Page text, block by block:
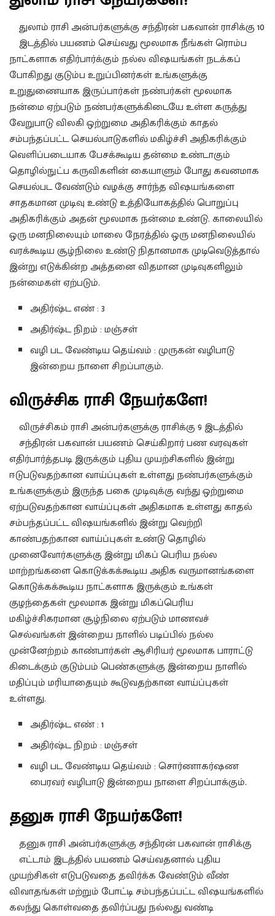
துலாம் ராசி அன்பர்களுக்கு சந்திரன் பகவான் ராசிக்கு 10
இடத்தில் பயணம் செய்வது மூலமாக நீங்கள் ரொம்ப
நாட்களாக எதிர்பார்க்கும் நல்ல விஷயங்கள் நடக்கப்
போகிறது குடும்ப உறுப்பினர்கள் உங்களுக்கு
உறுதுணையாக இருப்பார்கள் நண்பர்கள் மூலமாக
நன்மை ஏற்படும் நண்பர்களுக்கிடையே உள்ள கருத்து
வேறுபாடு விலகி ஒற்றுமை அதிகரிக்கும் காதல்
சம்பந்தப்பட்ட செயல்பாடுகளில் மகிழ்ச்சி அதிகரிக்கும்
வெளிப்படையாக பேசக்கூடிய தன்மை உண்டாகும்
தொழில்நுட்ப கருவிகளின் கையாளும் போது கவனமாக
செயல்பட வேண்டும் வழக்கு சார்ந்த விஷயங்களை
சாதகமான முடிவு உண்டு உத்தியோகத்தில் பொறுப்பு
அதிகரிக்கும் அதன் மூலமாக நன்மை உண்டு. காலையில்
ஒரு மனநிலையும் மாலை நேரத்தில் ஒரு மனநிலையில்
வரக்கூடிய சூழ்நிலை உண்டு நிதானமாக முடிவெடுத்தால்
இன்று எடுக்கின்ற அத்தனை விதமான முடிவுகளிலும்
நன்மைகள் ஏற்படும்.
அதிர்ஷ்ட எண் : 3
அதிர்ஷ்ட நிறம் : மஞ்சள்
வழி பட வேண்டிய தெய்வம் : முருகன் வழிபாடு
இன்றைய நாளை சிறப்பாகும்.
விருச்சிக ராசி நேயர்களே!
விருச்சிகம் ராசி அன்பர்களுக்கு ராசிக்கு 9 இடத்தில்
சந்திரன் பகவான் பயணம் செய்கிறார் பண வரவுகள்
எதிர்பார்த்தபடி இருக்கும் புதிய முயற்சிகளில் இன்று
ஈடுபடுவதற்கான வாய்ப்புகள் உள்ளது நண்பர்களுக்கும்
உங்களுக்கும் இருந்த பகை முடிவுக்கு வந்து ஒற்றுமை
ஏற்படுவதற்கான வாய்ப்புகள் அதிகமாக உள்ளது காதல்
சம்பந்தப்பட்ட விஷயங்களில் இன்று வெற்றி
காண்பதற்கான வாய்ப்புகள் உண்டு தொழில்
முனைவோர்களுக்கு இன்று மிகப் பெரிய நல்ல
மாற்றங்களை கொடுக்கக்கூடிய அதிக வருமானங்களை
கொடுக்கக்கூடிய நாட்களாக இருக்கும் உங்கள்
குழந்தைகள் மூலமாக இன்று மிகப்பெரிய
மகிழ்ச்சிகரமான சூழ்நிலை ஏற்படும் மாணவச்
செல்வங்கள் இன்றைய நாளில் படிப்பில் நல்ல
முன்னேற்றம் காண்பார்கள் ஆசிரியர் மூலமாக பாராட்டு
கிடைக்கும் குடும்பம் பெண்களுக்கு இன்றைய நாளில்
மதிப்பும் மரியாதையும் கூடுவதற்கான வாய்ப்புகள்
உள்ளது.
அதிர்ஷ்ட எண் : 1
அதிர்ஷ்ட நிறம் : மஞ்சள்
வழி பட வேண்டிய தெய்வம் : சொர்ணாகர்ஷண
பைரவர் வழிபாடு இன்றைய நாளை சிறப்பாக்கும்.
தனுசு ராசி நேயர்களே!
தனுசு ராசி அன்பர்களுக்கு சந்திரன் பகவான் ராசிக்கு
எட்டாம் இடத்தில் பயணம் செய்வதனால் புதிய
முயற்சிகள் எடுபடுவதை தவிர்க்க வேண்டும் வீண்
விவாதங்கள் மற்றும் போட்டி சம்பந்தப்பட்ட விஷயங்களில்
கலந்து கொள்வதை தவிர்ப்பது நல்லது வண்டி